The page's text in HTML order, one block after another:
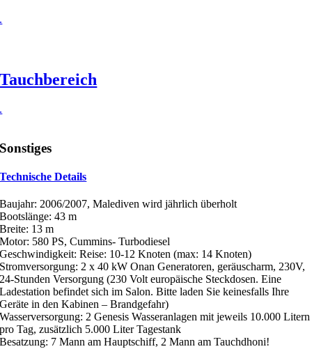
.
Tauchbereich
.
Sonstiges
Technische Details
Baujahr: 2006/2007, Malediven wird jährlich überholt
Bootslänge: 43 m
Breite: 13 m
Motor: 580 PS, Cummins- Turbodiesel
Geschwindigkeit: Reise: 10-12 Knoten (max: 14 Knoten)
Stromversorgung: 2 x 40 kW Onan Generatoren, geräuscharm, 230V,
24-Stunden Versorgung (230 Volt europäische Steckdosen. Eine
Ladestation befindet sich im Salon. Bitte laden Sie keinesfalls Ihre
Geräte in den Kabinen – Brandgefahr)
Wasserversorgung: 2 Genesis Wasseranlagen mit jeweils 10.000 Litern
pro Tag, zusätzlich 5.000 Liter Tagestank
Besatzung: 7 Mann am Hauptschiff, 2 Mann am Tauchdhoni!